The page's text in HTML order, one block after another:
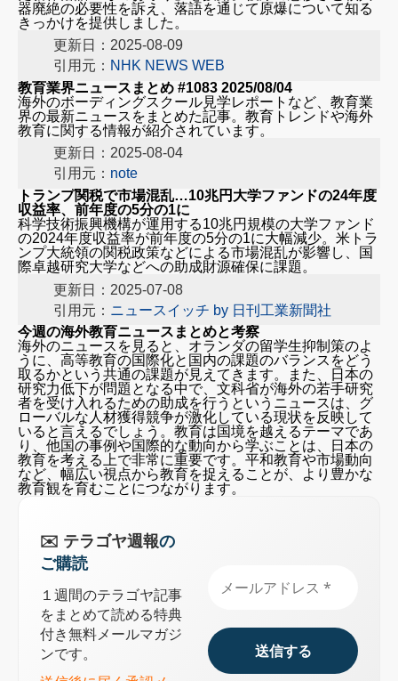
器廃絶の必要性を訴え、落語を通じて原爆について知る
きっかけを提供しました。
更新日：2025-08-09
引用元： NHK NEWS WEB
教育業界ニュースまとめ #1083 2025/08/04
海外のボーディングスクール見学レポートなど、教育業
界の最新ニュースをまとめた記事。教育トレンドや海外
教育に関する情報が紹介されています。
更新日：2025-08-04
引用元： note
トランプ関税で市場混乱…10兆円大学ファンドの24年度
収益率、前年度の5分の1に
科学技術振興機構が運用する10兆円規模の大学ファンド
の2024年度収益率が前年度の5分の1に大幅減少。米トラ
ンプ大統領の関税政策などによる市場混乱が影響し、国
際卓越研究大学などへの助成財源確保に課題。
更新日：2025-07-08
引用元： ニュースイッチ by 日刊工業新聞社
今週の海外教育ニュースまとめと考察
海外のニュースを見ると、オランダの留学生抑制策のよ
うに、高等教育の国際化と国内の課題のバランスをどう
取るかという共通の課題が見えてきます。また、日本の
研究力低下が問題となる中で、文科省が海外の若手研究
者を受け入れるための助成を行うというニュースは、グ
ローバルな人材獲得競争が激化している現状を反映して
いると言えるでしょう。教育は国境を越えるテーマであ
り、他国の事例や国際的な動向から学ぶことは、日本の
教育を考える上で非常に重要です。平和教育や市場動向
など、幅広い視点から教育を捉えることが、より豊かな
教育観を育むことにつながります。
✉️ テラゴヤ週報の
ご購読
１週間のテラゴヤ記事
をまとめて読める特典
付き無料メールマガジ
ンです。
国内教育ニュース
「主体性を奪う教育やめよう」 工藤勇一氏、生井秀
一校長が教員研修
教員の性暴力処分歴データベース活用 文科省が全国
調査始める
学校の部活指導、大学生が一役 教員の負担軽減へ担
い手多様に
博士号を生かすには 産学トップとノーベル賞学者に
聞く
自然科学分野 引用回数の多い論文 日本は13位で過
去最低続く
海外教育ニュース
オランダ：留学生数の抑制と英語による学士課程の
削減
海外若手研究者受け入れに33億円、文科省が助成す
る狙い
被爆80年 被爆2世の落語家が原爆投下テーマの落語
教育業界ニュースまとめ #1083 2025/08/04
トランプ関税で市場混乱…10兆円大学ファンドの24
年度収益率、前年度の5分の1に